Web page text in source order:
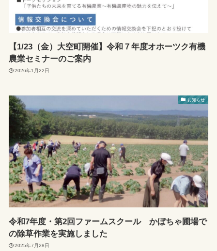
【1/23（金）大空町開催】令和７年度オホーツク有機
農業セミナーのご案内
2026年1月22日
お知らせ
令和7年度・第2回ファームスクール かぼちゃ圃場で
の除草作業を実施しました
2025年7月28日